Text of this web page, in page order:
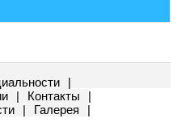
|
| Контакты
|
| Галерея
|